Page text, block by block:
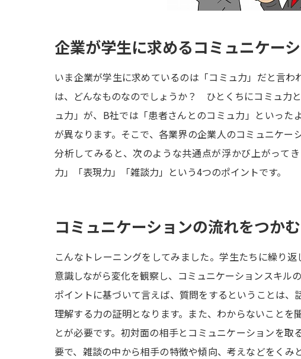
企業が学生に求めるコミュニケー
いま企業が学生に求めているのは「コミュ力」だと言わ
は、どんなものなのでしょうか？ ひとくちにコミュ力
ュ力」が、B社では「患者さんとのコミュ力」といった
が異なります。そこで、各業界の企業人のコミュニケー
分析してみると、次のような共通点が浮かび上がって
力」「表現力」「雑談力」という4つのポイントです。
コミュニケーションの流れをつかむ
こんなトレーニングをしてみました。学生たちに繰り
意識しながら変化を観察し、コミュニケーションスキル
ポイントに基づいて言えば、質問をするということは、
理解する力の証明となります。また、わからないことを
とが必要です。初対面の相手とコミュニケーションを
要で、雑談の中から相手の特徴や傾向、考えなどをくみ